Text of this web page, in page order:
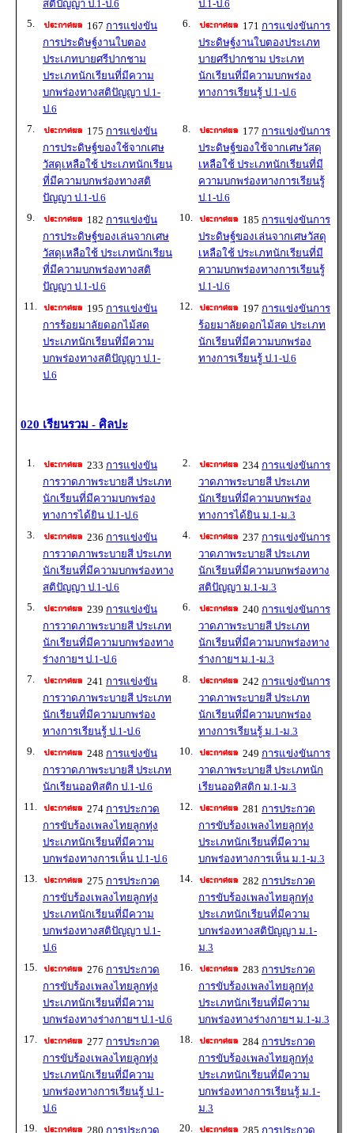
สติปัญญา ป.1-ป.6
ป.1-ป.6
5.
167 การแข่งขัน
การประดิษฐ์งานใบตอง
ประเภทบายศรีปากชาม
ประเภทนักเรียนที่มีความ
บกพร่องทางสติปัญญา ป.1-
ป.6
6. 171 การแข่งขันการ
ประดิษฐ์งานใบตองประเภท
บายศรีปากชาม ประเภท
นักเรียนที่มีความบกพร่อง
ทางการเรียนรู้ ป.1-ป.6
7. 175 การแข่งขัน
การประดิษฐ์ของใช้จากเศษ
วัสดุเหลือใช้ ประเภทนักเรียน
ที่มีความบกพร่องทางสติ
ปัญญา ป.1-ป.6
8. 177 การแข่งขันการ
ประดิษฐ์ของใช้จากเศษวัสดุ
เหลือใช้ ประเภทนักเรียนที่มี
ความบกพร่องทางการเรียนรู้
ป.1-ป.6
9.
182 การแข่งขัน
การประดิษฐ์ของเล่นจากเศษ
วัสดุเหลือใช้ ประเภทนักเรียน
ที่มีความบกพร่องทางสติ
ปัญญา ป.1-ป.6
10. 185 การแข่งขันการ
ประดิษฐ์ของเล่นจากเศษวัสดุ
เหลือใช้ ประเภทนักเรียนที่มี
ความบกพร่องทางการเรียนรู้
ป.1-ป.6
11.
195 การแข่งขัน
การร้อยมาลัยดอกไม้สด
ประเภทนักเรียนที่มีความ
บกพร่องทางสติปัญญา ป.1-
ป.6
12. 197 การแข่งขันการ
ร้อยมาลัยดอกไม้สด ประเภท
นักเรียนที่มีความบกพร่อง
ทางการเรียนรู้ ป.1-ป.6
020 เรียนรวม - ศิลปะ
1. 233 การแข่งขัน
การวาดภาพระบายสี ประเภท
นักเรียนที่มีความบกพร่อง
ทางการได้ยิน ป.1-ป.6
2. 234 การแข่งขันการ
วาดภาพระบายสี ประเภท
นักเรียนที่มีความบกพร่อง
ทางการได้ยิน ม.1-ม.3
3.
236 การแข่งขัน
การวาดภาพระบายสี ประเภท
นักเรียนที่มีความบกพร่องทาง
สติปัญญา ป.1-ป.6
4. 237 การแข่งขันการ
วาดภาพระบายสี ประเภท
นักเรียนที่มีความบกพร่องทาง
สติปัญญา ม.1-ม.3
5.
239 การแข่งขัน
การวาดภาพระบายสี ประเภท
นักเรียนที่มีความบกพร่องทาง
ร่างกายฯ ป.1-ป.6
6. 240 การแข่งขันการ
วาดภาพระบายสี ประเภท
นักเรียนที่มีความบกพร่องทาง
ร่างกายฯ ม.1-ม.3
7.
241 การแข่งขัน
การวาดภาพระบายสี ประเภท
นักเรียนที่มีความบกพร่อง
ทางการเรียนรู้ ป.1-ป.6
8. 242 การแข่งขันการ
วาดภาพระบายสี ประเภท
นักเรียนที่มีความบกพร่อง
ทางการเรียนรู้ ม.1-ม.3
9.
248 การแข่งขัน
การวาดภาพระบายสี ประเภท
นักเรียนออทิสติก ป.1-ป.6
10. 249 การแข่งขันการ
วาดภาพระบายสี ประเภทนัก
เรียนออทิสติก ม.1-ม.3
11.
274 การประกวด
การขับร้องเพลงไทยลูกทุ่ง
ประเภทนักเรียนที่มีความ
บกพร่องทางการเห็น ป.1-ป.6
12. 281 การประกวด
การขับร้องเพลงไทยลูกทุ่ง
ประเภทนักเรียนที่มีความ
บกพร่องทางการเห็น ม.1-ม.3
13.
275 การประกวด
การขับร้องเพลงไทยลูกทุ่ง
ประเภทนักเรียนที่มีความ
บกพร่องทางสติปัญญา ป.1-
ป.6
14. 282 การประกวด
การขับร้องเพลงไทยลูกทุ่ง
ประเภทนักเรียนที่มีความ
บกพร่องทางสติปัญญา ม.1-
ม.3
15.
276 การประกวด
การขับร้องเพลงไทยลูกทุ่ง
ประเภทนักเรียนที่มีความ
บกพร่องทางร่างกายฯ ป.1-ป.6
16. 283 การประกวด
การขับร้องเพลงไทยลูกทุ่ง
ประเภทนักเรียนที่มีความ
บกพร่องทางร่างกายฯ ม.1-ม.3
17.
277 การประกวด
การขับร้องเพลงไทยลูกทุ่ง
ประเภทนักเรียนที่มีความ
บกพร่องทางการเรียนรู้ ป.1-
ป.6
18. 284 การประกวด
การขับร้องเพลงไทยลูกทุ่ง
ประเภทนักเรียนที่มีความ
บกพร่องทางการเรียนรู้ ม.1-
ม.3
19.
280 การประกวด
20. 285 การประกวด